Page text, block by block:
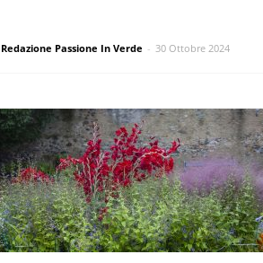
Redazione Passione In Verde - 30 Ottobre 2024